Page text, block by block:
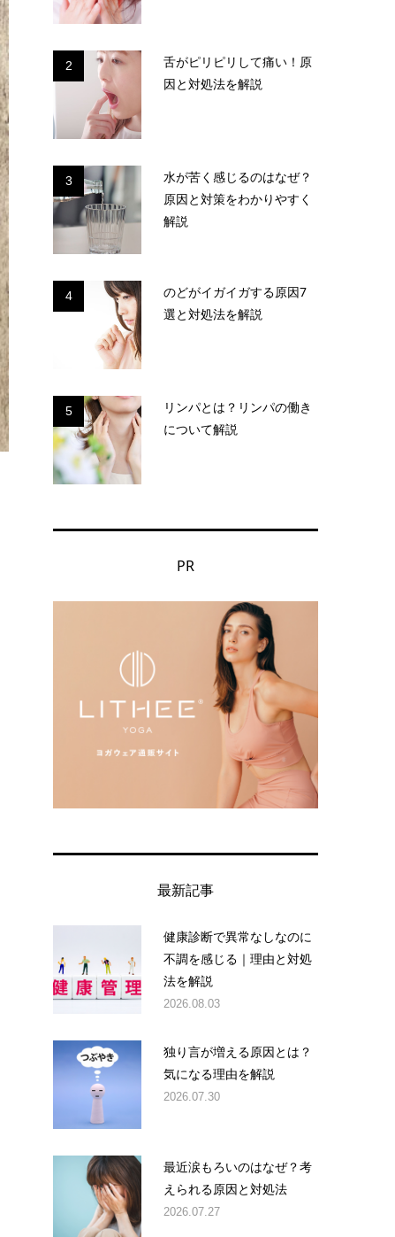
2
舌がピリピリして痛い！原
因と対処法を解説
3
水が苦く感じるのはなぜ？
原因と対策をわかりやすく
解説
4
のどがイガイガする原因7
選と対処法を解説
5
リンパとは？リンパの働き
について解説
PR
最新記事
健康診断で異常なしなのに
不調を感じる｜理由と対処
法を解説
2026.08.03
独り言が増える原因とは？
気になる理由を解説
2026.07.30
最近涙もろいのはなぜ？考
えられる原因と対処法
2026.07.27